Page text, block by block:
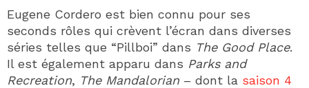
Eugene Cordero est bien connu pour ses
seconds rôles qui crèvent l’écran dans diverses
séries telles que “Pillboi” dans The Good Place.
Il est également apparu dans Parks and
Recreation, The Mandalorian – dont la saison 4